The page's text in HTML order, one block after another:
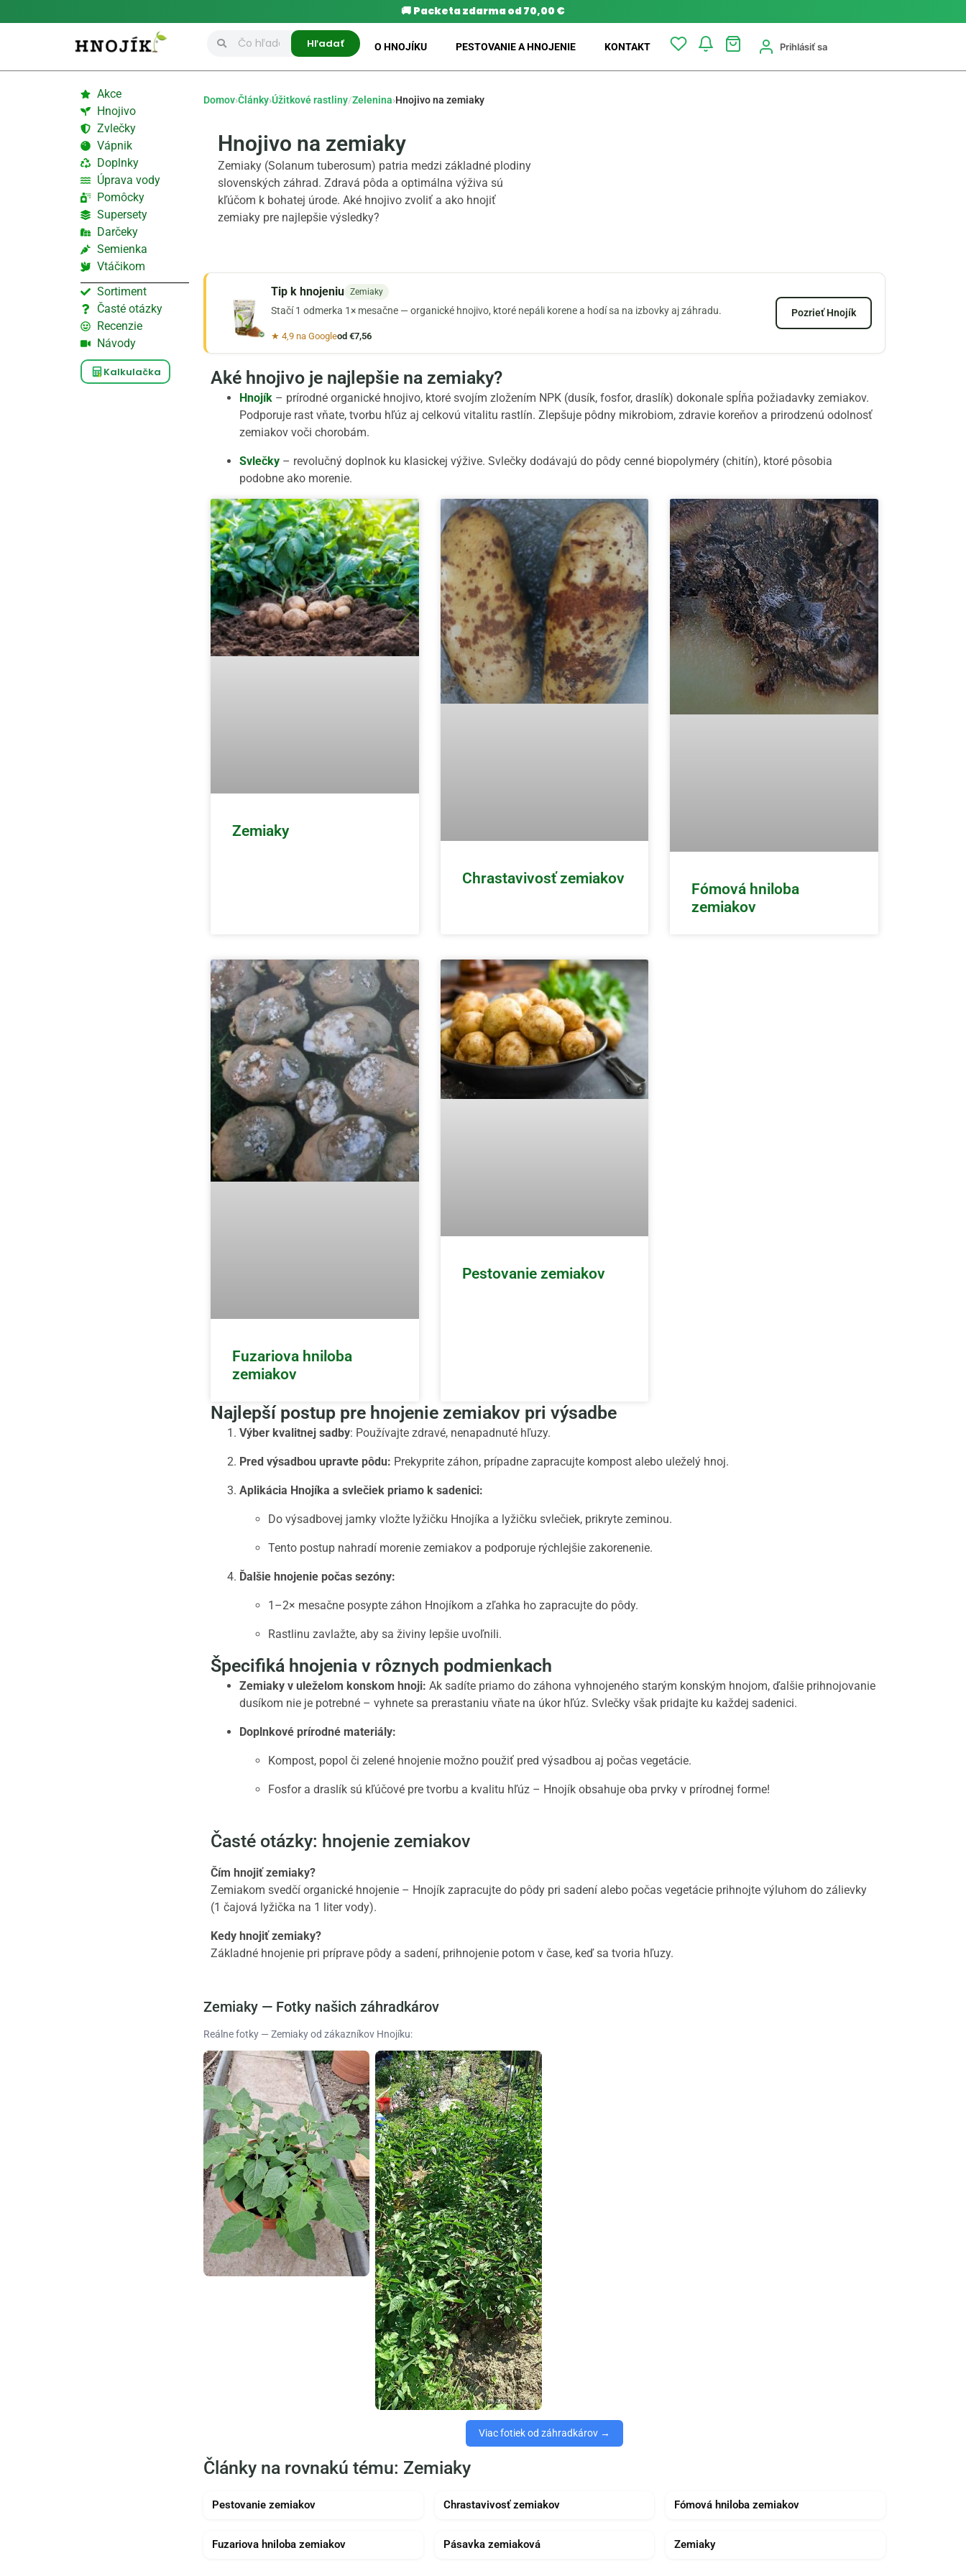
🚚 Packeta zdarma od 70,00 €
Hľadať O HNOJÍKU PESTOVANIE A HNOJENIE KONTAKT Prihlásiť sa
Akce
Hnojivo
Zvlečky
Vápnik
Doplnky
Úprava vody
Pomôcky
Supersety
Darčeky
Semienka
Vtáčikom
Sortiment
Časté otázky
Recenzie
Návody
Kalkulačka
Domov›Články›Úžitkové rastliny/Zelenina›Hnojivo na zemiaky
Hnojivo na zemiaky
Zemiaky (Solanum tuberosum) patria medzi základné plodiny
slovenských záhrad. Zdravá pôda a optimálna výživa sú
kľúčom k bohatej úrode. Aké hnojivo zvoliť a ako hnojiť
zemiaky pre najlepšie výsledky?
Tip k hnojeniu Zemiaky
Stačí 1 odmerka 1× mesačne — organické hnojivo, ktoré nepáli korene a hodí sa na izbovky aj záhradu.
★ 4,9 na Googleod €7,56
Pozrieť Hnojík
Aké hnojivo je najlepšie na zemiaky?
Hnojík – prírodné organické hnojivo, ktoré svojím zložením NPK (dusík, fosfor, draslík) dokonale spĺňa požiadavky zemiakov.
Podporuje rast vňate, tvorbu hľúz aj celkovú vitalitu rastlín. Zlepšuje pôdny mikrobiom, zdravie koreňov a prirodzenú odolnosť
zemiakov voči chorobám.
Svlečky – revolučný doplnok ku klasickej výžive. Svlečky dodávajú do pôdy cenné biopolyméry (chitín), ktoré pôsobia
podobne ako morenie.
Zemiaky
Chrastavivosť zemiakov
Fómová hniloba
zemiakov
Fuzariova hniloba
zemiakov
Pestovanie zemiakov
Najlepší postup pre hnojenie zemiakov pri výsadbe
Výber kvalitnej sadby: Používajte zdravé, nenapadnuté hľuzy.
Pred výsadbou upravte pôdu: Prekyprite záhon, prípadne zapracujte kompost alebo uleželý hnoj.
Aplikácia Hnojíka a svlečiek priamo k sadenici:
Do výsadbovej jamky vložte lyžičku Hnojíka a lyžičku svlečiek, prikryte zeminou.
Tento postup nahradí morenie zemiakov a podporuje rýchlejšie zakorenenie.
Ďalšie hnojenie počas sezóny:
1–2× mesačne posypte záhon Hnojíkom a zľahka ho zapracujte do pôdy.
Rastlinu zavlažte, aby sa živiny lepšie uvoľnili.
Špecifiká hnojenia v rôznych podmienkach
Zemiaky v uleželom konskom hnoji: Ak sadíte priamo do záhona vyhnojeného starým konským hnojom, ďalšie prihnojovanie
dusíkom nie je potrebné – vyhnete sa prerastaniu vňate na úkor hľúz. Svlečky však pridajte ku každej sadenici.
Doplnkové prírodné materiály:
Kompost, popol či zelené hnojenie možno použiť pred výsadbou aj počas vegetácie.
Fosfor a draslík sú kľúčové pre tvorbu a kvalitu hľúz – Hnojík obsahuje oba prvky v prírodnej forme!
Časté otázky: hnojenie zemiakov
Čím hnojiť zemiaky?
Zemiakom svedčí organické hnojenie – Hnojík zapracujte do pôdy pri sadení alebo počas vegetácie prihnojte výluhom do zálievky
(1 čajová lyžička na 1 liter vody).
Kedy hnojiť zemiaky?
Základné hnojenie pri príprave pôdy a sadení, prihnojenie potom v čase, keď sa tvoria hľuzy.
Zemiaky — Fotky našich záhradkárov
Reálne fotky — Zemiaky od zákazníkov Hnojíku:
Viac fotiek od záhradkárov →
Články na rovnakú tému: Zemiaky
Pestovanie zemiakov Chrastavivosť zemiakov Fómová hniloba zemiakov
Fuzariova hniloba zemiakov Pásavka zemiaková Zemiaky